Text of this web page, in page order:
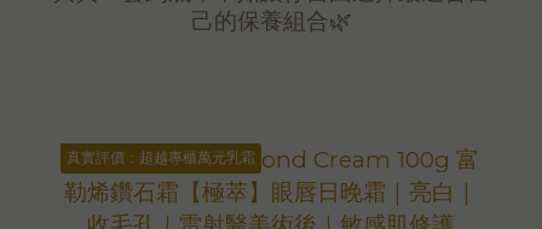
己的保養組合🌿
真實評價：超越專櫃萬元乳霜